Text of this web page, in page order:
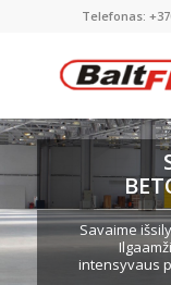
Telefonas:
Savaime
intensyvaus